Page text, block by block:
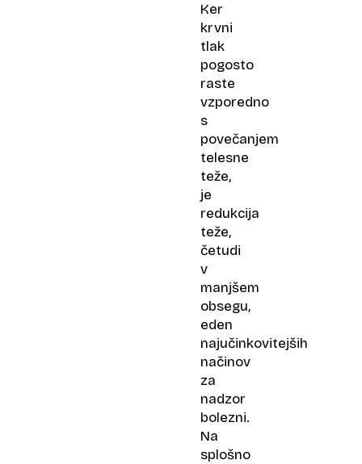
Ker
krvni
tlak
pogosto
raste
vzporedno
s
povečanjem
telesne
teže,
je
redukcija
teže,
četudi
v
manjšem
obsegu,
eden
najučinkovitejših
načinov
za
nadzor
bolezni.
Na
splošno